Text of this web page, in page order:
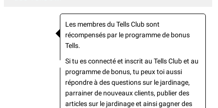
Les membres du Tells Club sont
récompensés par le programme de bonus
Tells.
Si tu es connecté et inscrit au Tells Club et au
programme de bonus, tu peux toi aussi
répondre à des questions sur le jardinage,
parrainer de nouveaux clients, publier des
articles sur le jardinage et ainsi gagner des